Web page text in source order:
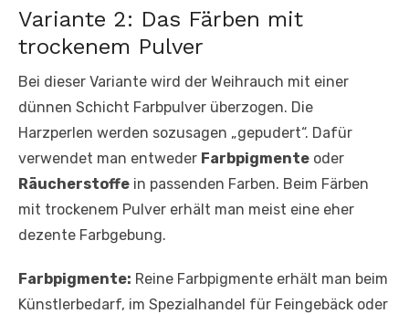
Variante 2: Das Färben mit
trockenem Pulver
Bei dieser Variante wird der Weihrauch mit einer
dünnen Schicht Farbpulver überzogen. Die
Harzperlen werden sozusagen „gepudert“. Dafür
verwendet man entweder Farbpigmente oder
Räucherstoffe in passenden Farben. Beim Färben
mit trockenem Pulver erhält man meist eine eher
dezente Farbgebung.
Farbpigmente: Reine Farbpigmente erhält man beim
Künstlerbedarf, im Spezialhandel für Feingebäck oder